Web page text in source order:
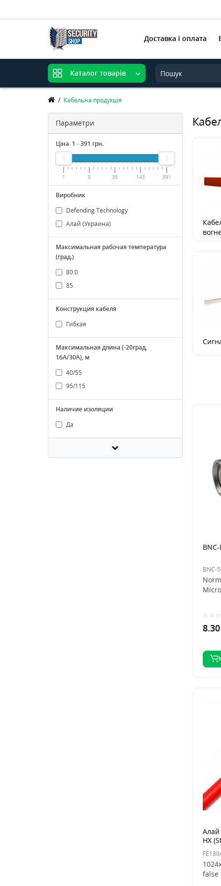
Доставка і оплата
Каталог товарів
Кабельна продукція
Параметри
Ціна 1 -391 грн.
1 5 36 143 391
Виробник
Defending Technology
Алай (Украина)
Максимальная рабочая температура
(град.)
80.0
85
Конструкция кабеля
Гибкая
Максимальная длина (-20град,
16А/30А), м
40/55
95/115
Наличие изоляции
Да
BNC-
8.30
Алай
HX
false